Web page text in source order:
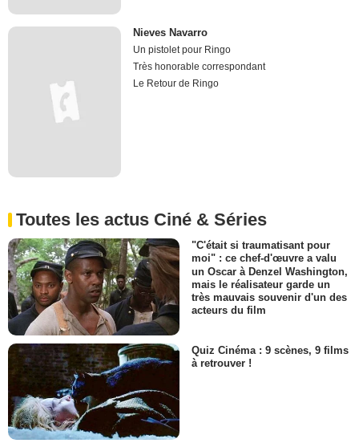
Nieves Navarro
Un pistolet pour Ringo
Très honorable correspondant
Le Retour de Ringo
Toutes les actus Ciné & Séries
"C'était si traumatisant pour
moi" : ce chef-d'œuvre a valu
un Oscar à Denzel Washington,
mais le réalisateur garde un
très mauvais souvenir d'un des
acteurs du film
Quiz Cinéma : 9 scènes, 9 films
à retrouver !